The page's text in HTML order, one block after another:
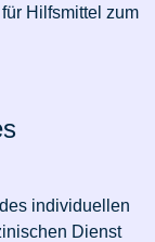
Hilfsmittel zum
individuellen
Dienst